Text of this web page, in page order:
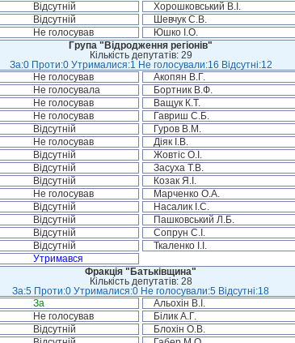
Відсутній Хорошковський В.І.
Відсутній Шевчук С.В.
Не голосував Юшко І.О.
Група "Відродження регіонів"
Кількість депутатів: 29
За:0 Проти:0 Утрималися:1 Не голосували:16 Відсутні:12
Не голосував Акопян В.Г.
Не голосувала Бортник В.Ф.
Не голосував Ващук К.Т.
Не голосував Гавриш С.Б.
Відсутній Гуров В.М.
Не голосував Діяк І.В.
Відсутній Жовтіс О.І.
Відсутній Засуха Т.В.
Відсутній Козак Я.І.
Не голосував Марченко О.А.
Відсутній Насалик І.С.
Відсутній Пашковський Л.Б.
Відсутній Сопрун С.І.
Відсутній Ткаленко І.І.
Утримався
Фракція "Батьківщина"
Кількість депутатів: 28
За:5 Проти:0 Утрималися:0 Не голосували:5 Відсутні:18
За Альохін В.І.
Не голосував Білик А.Г.
Відсутній Блохін О.В.